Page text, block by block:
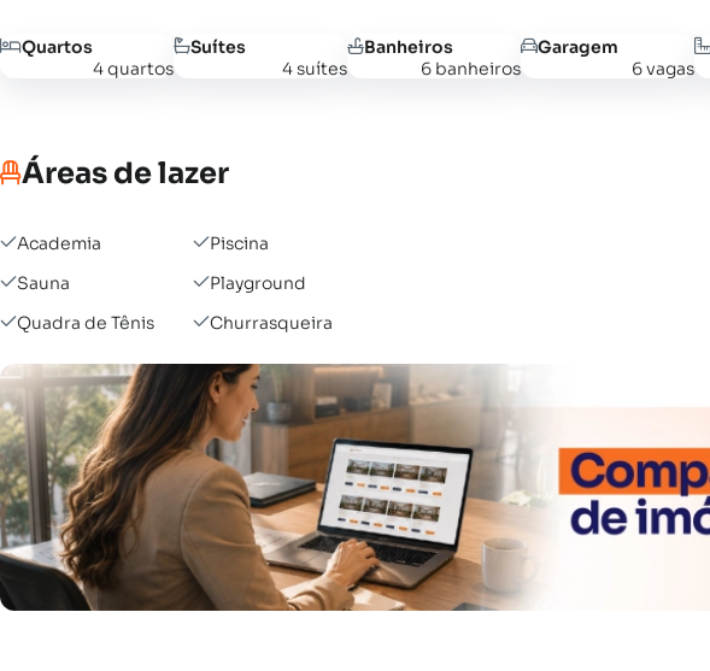
Quartos
4 quartos
Suítes
4 suítes
Banheiros
6 banheiros
Garagem
6 vagas
Áreas de lazer
Academia
Piscina
Sauna
Playground
Quadra de Tênis
Churrasqueira